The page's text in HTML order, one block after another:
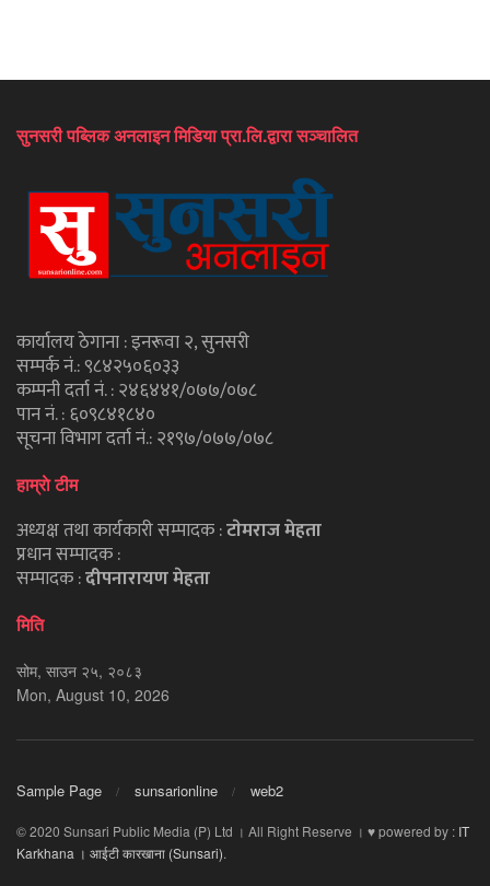
सुनसरी पब्लिक अनलाइन मिडिया प्रा.लि.द्वारा सञ्चालित
कार्यालय ठेगाना : इनरूवा २, सुनसरी
सम्पर्क नं.: ९८४२५०६०३३
कम्पनी दर्ता नं. : २४६४४१/०७७/०७८
पान नं. : ६०९८४१८४०
सूचना विभाग दर्ता नं.: २१९७/०७७/०७८
हाम्राे टीम
अध्यक्ष तथा कार्यकारी सम्पादक :टाेमराज मेहता
प्रधान सम्पादक :
सम्पादक :दीपनारायण मेहता
मिति
सोम, साउन २५, २०८३
Mon, August 10, 2026
Sample Page sunsarionline web2
© 2020 Sunsari Public Media (P) Ltd । All Right Reserve । ♥ powered by : IT
Karkhana । आईटी कारखाना (Sunsari).